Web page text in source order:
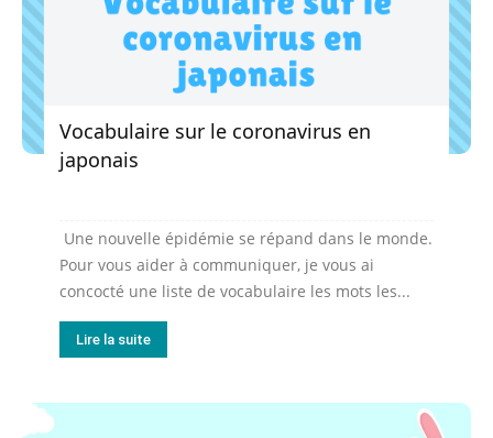
Vocabulaire sur le coronavirus en
japonais
Une nouvelle épidémie se répand dans le monde.
Pour vous aider à communiquer, je vous ai
concocté une liste de vocabulaire les mots les...
Lire la suite